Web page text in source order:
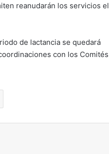
reanudarán los servicios el
de lactancia se quedará
con los Comités